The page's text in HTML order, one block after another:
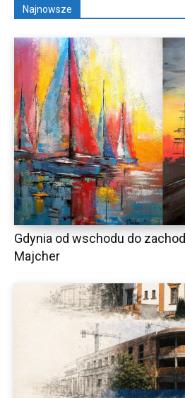
Najnowsze
Gdynia od wschodu do
Majcher